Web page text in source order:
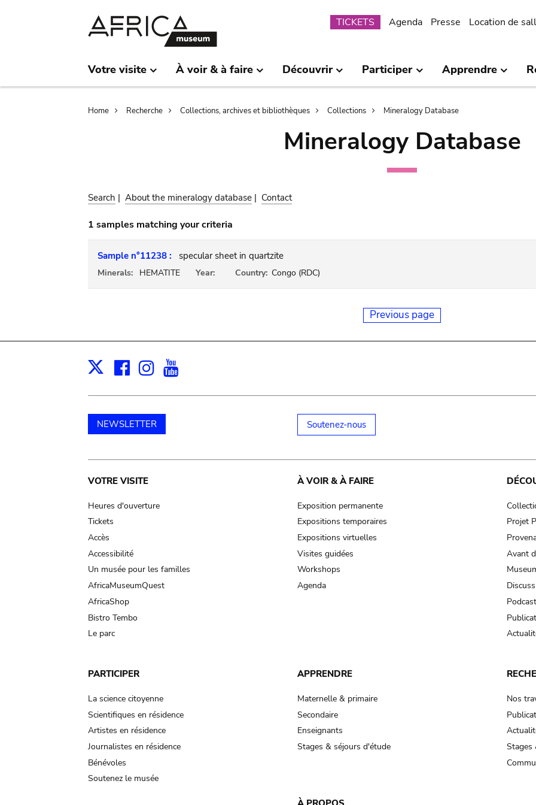
Submenu
TICKETS Agenda Presse Location de
Votre visite À voir & à faire Découvrir Participer Apprendre
Breadcrumb
Home Recherche Collections, archives et bibliothèques Collections Mineralogy Database
Mineralogy Database
Search | About the mineralogy database | Contact
1 samples matching your criteria
Sample n°11238 : specular sheet in quartzite
Minerals: HEMATITE Year: Country: Congo (RDC)
Previous page
X Facebook
Instagram
NEWSLETTER Soutenez-nous
Main
navigation
VOTRE VISITE
Heures d'ouverture
Tickets
Accès
Accessibilité
Un musée pour les familles
AfricaMuseumQuest
AfricaShop
Bistro Tembo
Le parc
À VOIR & À FAIRE
Exposition permanente
Expositions temporaires
Expositions virtuelles
Visites guidées
Workshops
Agenda
Projet
Avant
PARTICIPER
La science citoyenne
Scientifiques en résidence
Artistes en résidence
Journalistes en résidence
Bénévoles
Soutenez le musée
APPRENDRE
Maternelle & primaire
Secondaire
Enseignants
Stages & séjours d'étude
Nos
Stages